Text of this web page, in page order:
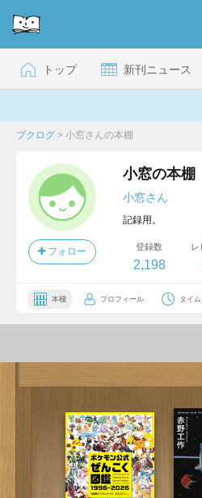
トップ 新刊ニュース
ブクログ > 小窓さんの本棚
フォロー
小窓の本棚
小窓さん
記録用。
登録数
2,198
レ
本棚 プロフィール タイ